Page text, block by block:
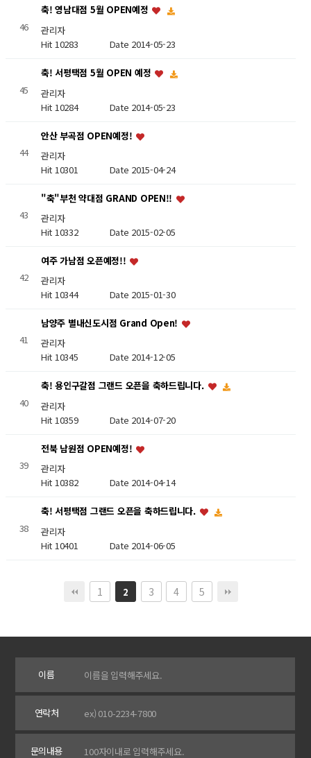
46
축! 영남대점 5월 OPEN예정
관리자
Hit 10283 Date 2014-05-23
45
축! 서평택점 5월 OPEN 예정
관리자
Hit 10284 Date 2014-05-23
44
안산 부곡점 OPEN예정!
관리자
Hit 10301 Date 2015-04-24
43
"축"부천 약대점 GRAND OPEN!!
관리자
Hit 10332 Date 2015-02-05
42
여주 가남점 오픈예정!!
관리자
Hit 10344 Date 2015-01-30
41
남양주 별내신도시점 Grand Open!
관리자
Hit 10345 Date 2014-12-05
40
축! 용인구갈점 그랜드 오픈을 축하드립니다.
관리자
Hit 10359 Date 2014-07-20
39
전북 남원점 OPEN예정!
관리자
Hit 10382 Date 2014-04-14
38
축! 서평택점 그랜드 오픈을 축하드립니다.
관리자
Hit 10401 Date 2014-06-05
1 2 3 4 5
이름
연락처
문의내용